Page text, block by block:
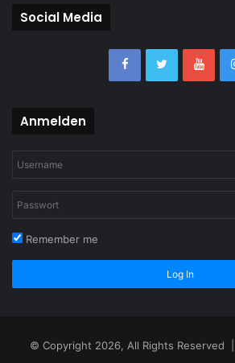
Social Media
Anmelden
Remember me
Log In
© Copyright 2026, All Rights Reserved |